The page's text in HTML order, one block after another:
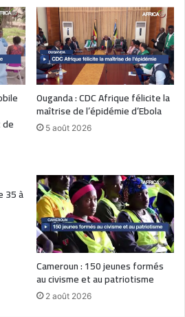
Ouganda : CDC Afrique félicite la
maîtrise de l’épidémie d’Ebola
5 août 2026
35 à
Cameroun : 150 jeunes formés
au civisme et au patriotisme
2 août 2026